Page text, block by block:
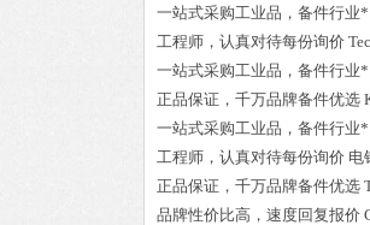
一站式采购工业品 ， 备件行业*
工程师 ，认真对待每份询价
一站式采购工业品 ， 备件行业*
正品保证 ，千万品牌备件优选
一站式采购工业品 ， 备件行业*
工程师 ，认真对待每份询价 电
正品保证 ，千万品牌备件优选
品牌性价比高 ，速度回复报价